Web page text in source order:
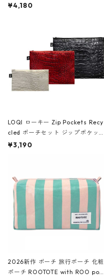
ミエ-B ショルダーバッグ グロスピ
¥4,180
LOQI ローキー Zip Pockets Recy
cled ポーチセット ジップポケット
ファスナーポーチ 撥水加工 トラベ
ーガンディー、オフホワイト
¥3,190
2026新作 ポーチ 旅行ポーチ 化粧
ポーチ ROOTOTE with ROO pou